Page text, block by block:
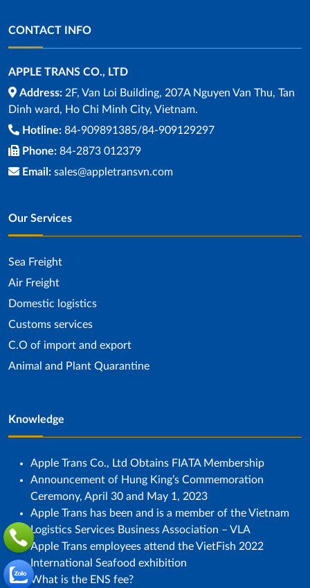
CONTACT INFO
APPLE TRANS CO., LTD
Address: 2F, Van Loi Building, 207A Nguyen Van Thu, Tan
Dinh ward, Ho Chi Minh City, Vietnam.
Hotline: 84-909891385/84-909129297
Phone: 84-2873 012379
Email: sales@appletransvn.com
Our Services
Sea ​​Freight
Air Freight
Domestic logistics
Customs services
C.O of import and export
Animal and Plant Quarantine
Knowledge
Apple Trans Co., Ltd Obtains FIATA Membership
Announcement of Hung King’s Commemoration
Ceremony, April 30 and May 1, 2023
Apple Trans has been and is a member of the Vietnam
Logistics Services Business Association – VLA
Apple Trans employees attend the VietFish 2022
International Seafood exhibition
What is the ENS fee?